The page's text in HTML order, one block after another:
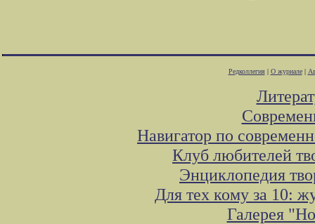
Редколлегия| О журнале|
Навигатор по
Клуб любителей
Энциклопедия
Для тех кому за 10:
Галерея